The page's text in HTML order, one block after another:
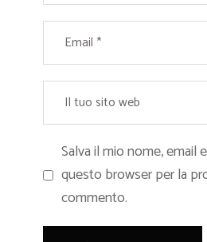
Salva il mio nome, email
questo browser per la
commento.